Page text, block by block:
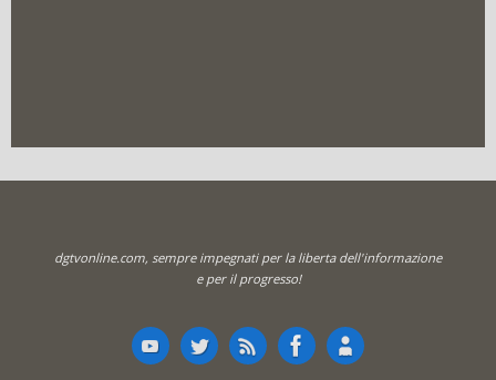
dgtvonline.com, sempre impegnati per la liberta dell'informazione
e per il progresso!